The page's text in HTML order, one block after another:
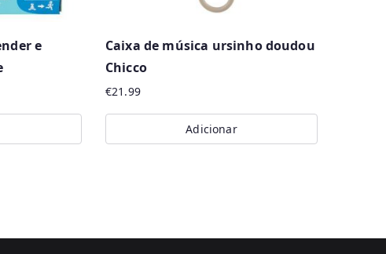
e
Caixa de música ursinho doudou
Chicco
€21.99
Adicionar